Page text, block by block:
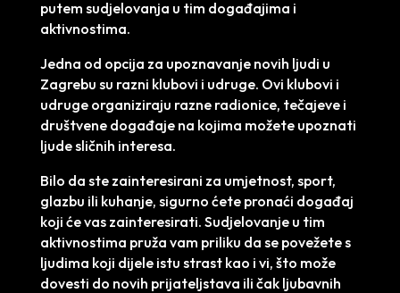
putem sudjelovanja u tim događajima i
aktivnostima.
Jedna od opcija za upoznavanje novih ljudi u
Zagrebu su razni klubovi i udruge. Ovi klubovi i
udruge organiziraju razne radionice, tečajeve i
društvene događaje na kojima možete upoznati
ljude sličnih interesa.
Bilo da ste zainteresirani za umjetnost, sport,
glazbu ili kuhanje, sigurno ćete pronaći događaj
koji će vas zainteresirati. Sudjelovanje u tim
aktivnostima pruža vam priliku da se povežete s
ljudima koji dijele istu strast kao i vi, što može
dovesti do novih prijateljstava ili čak ljubavnih